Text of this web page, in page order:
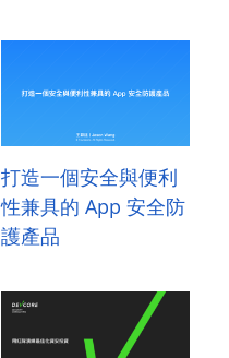
打造一個安全與便利
性兼具的 App 安全防
護產品